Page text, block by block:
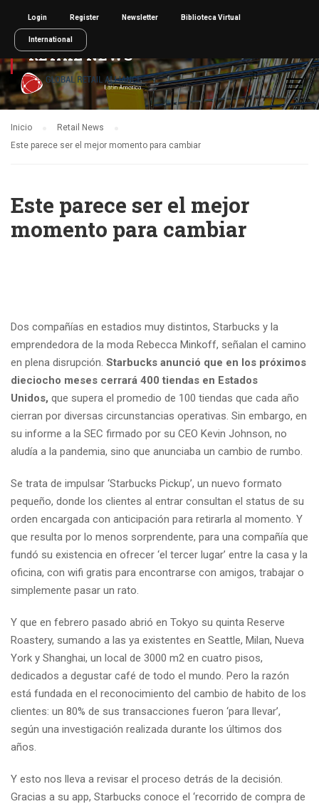
Login Register Newsletter Biblioteca Virtual
International
RETAIL NEWS
Inicio
Retail News
Este parece ser el mejor momento para cambiar
Este parece ser el mejor
momento para cambiar
Dos compañías en estadios muy distintos, Starbucks y la
emprendedora de la moda Rebecca Minkoff, señalan el camino
en plena disrupción. Starbucks anunció que en los próximos
dieciocho meses cerrará 400 tiendas en Estados
Unidos, que supera el promedio de 100 tiendas que cada año
cierran por diversas circunstancias operativas. Sin embargo, en
su informe a la SEC firmado por su CEO Kevin Johnson, no
aludía a la pandemia, sino que anunciaba un cambio de rumbo.
Se trata de impulsar ‘Starbucks Pickup’, un nuevo formato
pequeño, donde los clientes al entrar consultan el status de su
orden encargada con anticipación para retirarla al momento. Y
que resulta por lo menos sorprendente, para una compañía que
fundó su existencia en ofrecer ‘el tercer lugar’ entre la casa y la
oficina, con wifi gratis para encontrarse con amigos, trabajar o
simplemente pasar un rato.
Y que en febrero pasado abrió en Tokyo su quinta Reserve
Roastery, sumando a las ya existentes en Seattle, Milan, Nueva
York y Shanghai, un local de 3000 m2 en cuatro pisos,
dedicados a degustar café de todo el mundo. Pero la razón
está fundada en el reconocimiento del cambio de habito de los
clientes: un 80% de sus transacciones fueron ‘para llevar’,
según una investigación realizada durante los últimos dos
años.
Y esto nos lleva a revisar el proceso detrás de la decisión.
Gracias a su app, Starbucks conoce el ‘recorrido de compra de